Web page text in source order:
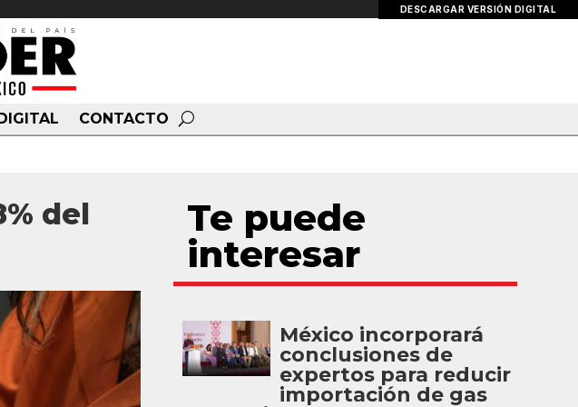
CONTACTO
DESCARGAR VERSIÓN DIGITAL
del
Te puede
interesar
México incorporará
conclusiones de
expertos para reducir
importación de gas